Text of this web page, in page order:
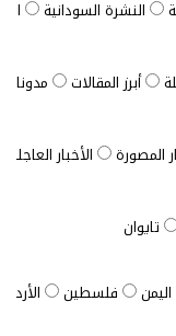
النشرة السودانية
أبرز المقالات مدونات
المصورة
الأخبار العاجلة
تايوان
اليمن فلسطين
الأردن